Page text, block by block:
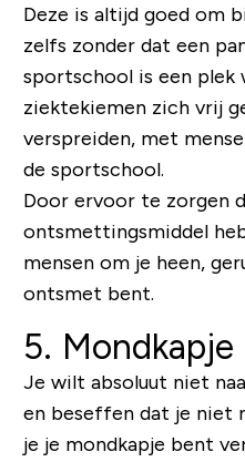
Deze is altijd goed om
zelfs zonder dat een
sportschool is een plek
ziektekiemen zich vrij
verspreiden, met
de sportschool.
Door ervoor te zorgen
ontsmettingsmiddel
mensen om je heen,
ontsmet bent.
5. Mondkapje
Je wilt absoluut niet
en beseffen dat je niet
je je mondkapje bent